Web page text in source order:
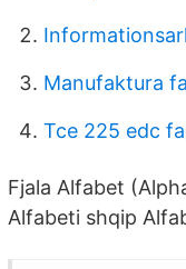
Manufaktura
Tce 225 edc
Fjala Alfabet
Alfabeti shqip